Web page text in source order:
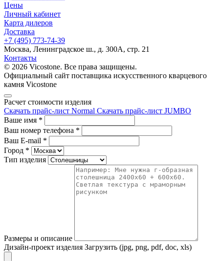
Цены
Личный кабинет
Карта дилеров
Доставка
+7 (495) 773-74-39
Москва, Ленинградское ш., д. 300А, стр. 21
Контакты
© 2026 Vicostone. Все права защищены.
Официальный сайт поставщика искусственного кварцевого
камня Vicostone
Расчет стоимости изделия
Скачать прайс-лист Normal Скачать прайс-лист JUMBO
Ваше имя *
Ваш номер телефона *
Ваш E-mail *
Город *
Тип изделия
Размеры и описание
Дизайн-проект изделия Загрузить (jpg, png, pdf, doc, xls)